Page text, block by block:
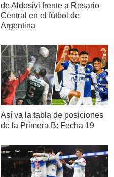
de Aldosivi frente a Rosario
Central en el fútbol de
Argentina
Así va la tabla de posiciones
de la Primera B: Fecha 19